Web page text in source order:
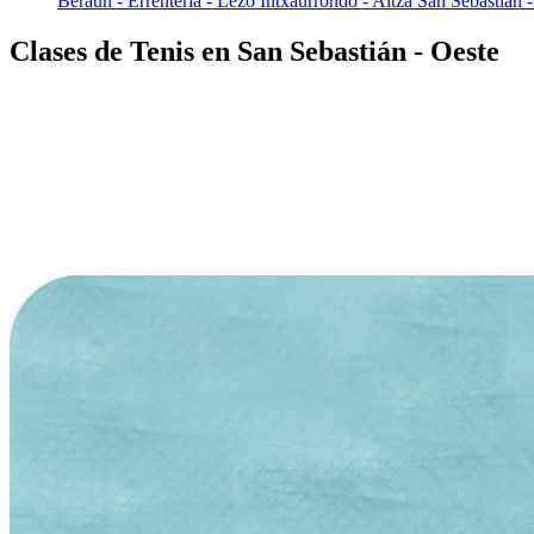
Clases de Tenis en San Sebastián - Oeste